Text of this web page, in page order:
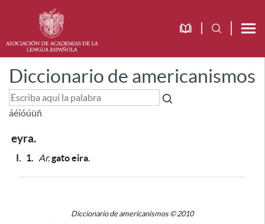
Diccionario de americanismos
áéíóúüñ
eyra.
I. 1. Ar.gato eira.
Diccionario de americanismos © 2010